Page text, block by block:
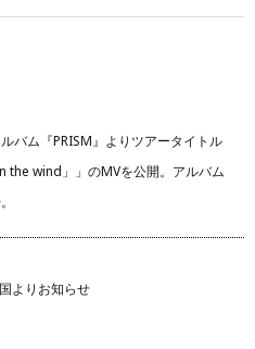
バム『PRISM』よりツアータイトル
the wind」」のMVを公開。アルバム
よりお知らせ